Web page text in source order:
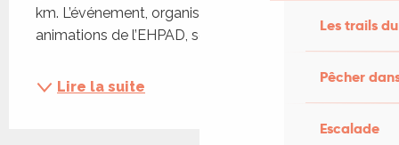
Les trails
Pêcher
Escalade
km. L’événement, organisé au profit des
animations de l’EHPAD, se...
Lire la suite